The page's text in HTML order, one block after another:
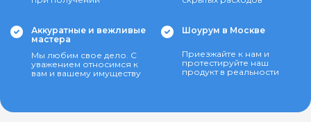
Аккуратные и вежливые
мастера
Мы любим свое дело. С
уважением относимся к
вам и вашему имуществу
Шоурум в Москве
Приезжайте к нам и
протестируйте наш
продукт в реальности